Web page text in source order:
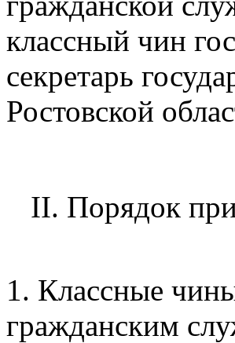
классный чин
секретарь
Ростовской
II. Порядок
1. Классные
гражданским